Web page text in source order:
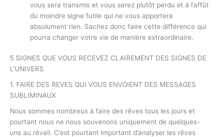
vous sera transmis et vous serez plutôt perdu et à l’affût
du moindre signe futile qui ne vous apportera
absolument rien. Sachez donc faire cette différence qui
pourra changer votre vie de manière extraordinaire.
5 SIGNES QUE VOUS RECEVEZ CLAIREMENT DES SIGNES DE
L’UNIVERS
1. FAIRE DES REVES QUI VOUS ENVOIENT DES MESSAGES
SUBLIMINAUX
Nous sommes nombreux à faire des rêves tous les jours et
pourtant nous ne nous souvenons uniquement de quelques-
uns au réveil. C’est pourtant important d’analyser les rêves